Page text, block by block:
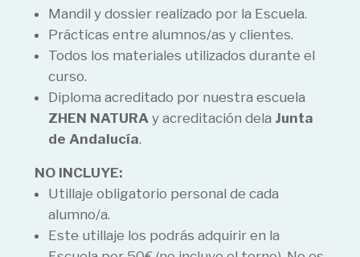
Mandil y dossier realizado por la Escuela.
Prácticas entre alumnos/as y clientes.
Todos los materiales utilizados durante el
curso.
Diploma acreditado por nuestra escuela
ZHEN NATURA y acreditación dela Junta
de Andalucía.
NO INCLUYE:
Utillaje obligatorio personal de cada
alumno/a.
Este utillaje los podrás adquirir en la